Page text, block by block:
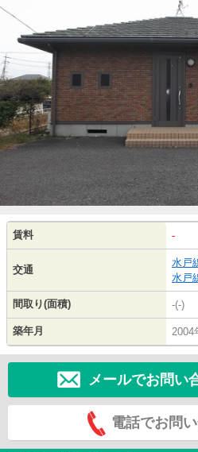
賃料 -
交通
水戸
水戸
間取り(面積) -(-)
築年月 2004
メールでお問い
電話でお問